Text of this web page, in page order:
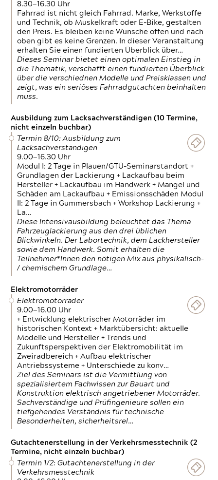
8.30—16.30 Uhr
Fahrrad ist nicht gleich Fahrrad. Marke, Werkstoffe
und Technik, ob Muskelkraft oder E-Bike, gestalten
den Preis. Es bleiben keine Wünsche offen und nach
oben gibt es keine Grenzen. In dieser Veranstaltung
erhalten Sie einen fundierten Überblick über…
Dieses Seminar bietet einen optimalen Einstieg in
die Thematik, verschafft einen fundierten Überblick
über die verschiednen Modelle und Preisklassen und
zeigt, was ein seriöses Fahrradgutachten beinhalten
muss.
Ausbildung zum Lacksachverständigen (10 Termine,
nicht einzeln buchbar)
Termin 8/10: Ausbildung zum
Lacksachverständigen
9.00—16.30 Uhr
Modul I: 2 Tage in Plauen/GTÜ-Seminarstandort +
Grundlagen der Lackierung + Lackaufbau beim
Hersteller + Lackaufbau im Handwerk + Mängel und
Schäden am Lackaufbau + Emissionsschäden Modul
II: 2 Tage in Gummersbach + Workshop Lackierung +
La…
Diese Intensivausbildung beleuchtet das Thema
Fahrzeuglackierung aus den drei üblichen
Blickwinkeln. Der Labortechnik, dem Lackhersteller
sowie dem Handwerk. Somit erhalten die
Teilnehmer*Innen den nötigen Mix aus physikalisch-
/ chemischem Grundlage…
Elektromotorräder
Elektromotorräder
9.00—16.00 Uhr
+ Entwicklung elektrischer Motorräder im
historischen Kontext + Marktübersicht: aktuelle
Modelle und Hersteller + Trends und
Zukunftsperspektiven der Elektromobilität im
Zweiradbereich + Aufbau elektrischer
Antriebssysteme + Unterschiede zu konv…
Ziel des Seminars ist die Vermittlung von
spezialisiertem Fachwissen zur Bauart und
Konstruktion elektrisch angetriebener Motorräder.
Sachverständige und Prüfingenieure sollen ein
tiefgehendes Verständnis für technische
Besonderheiten, sicherheitsrel…
Gutachtenerstellung in der Verkehrsmesstechnik (2
Termine, nicht einzeln buchbar)
Termin 1/2: Gutachtenerstellung in der
Verkehrsmesstechnik